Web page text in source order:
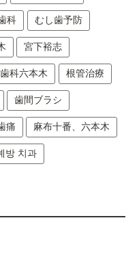
科 むし歯予防
宮下裕志
科六本木 根管治療
歯間ブラシ
痛 麻布十番、六本木
방 치과